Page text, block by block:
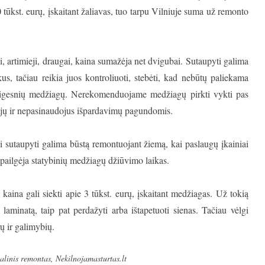
eurų, įskaitant žaliavas, tuo tarpu Vilniuje suma už remonto
artimieji, draugai, kaina sumažėja net dvigubai. Sutaupyti galima
tačiau reikia juos kontroliuoti, stebėti, kad nebūtų paliekama
medžiagų. Nerekomenduojame medžiagų pirkti vykti pas
ir nepasinaudojus išpardavimų pagundomis.
galima būstą remontuojant žiemą, kai paslaugų įkainiai
statybinių medžiagų džiūvimo laikas.
gali siekti apie 3 tūkst. eurų, įskaitant medžiagas. Už tokią
taip pat perdažyti arba ištapetuoti sienas. Tačiau vėlgi
ir galimybių.
remontas, Nekilnojamasturtas.lt